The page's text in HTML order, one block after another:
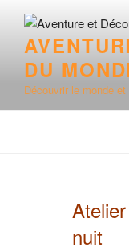
contenu
principal
DU
Découvrir le monde et
nuit